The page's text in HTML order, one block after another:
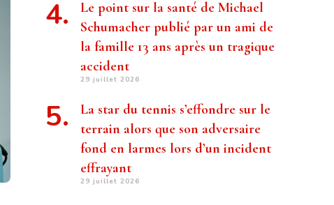
Le point sur la santé de Michael
Schumacher publié par un ami de
la famille 13 ans après un tragique
accident
29 juillet 2026
La star du tennis s’effondre sur le
terrain alors que son adversaire
fond en larmes lors d’un incident
effrayant
29 juillet 2026